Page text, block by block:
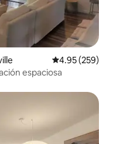
Calificación
4.95 (259)
espaciosa